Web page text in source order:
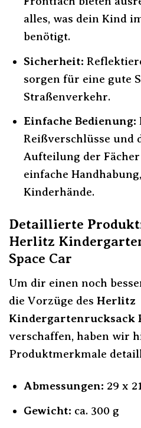
alles, was dein Kind
benötigt.
Sicherheit:
sorgen für eine gute
Straßenverkehr.
Einfache Bedienung:
Reißverschlüsse und
Aufteilung der
einfache
Kinderhände.
Detaillierte
Herlitz
Space Car
Um dir einen noch
die Vorzüge des Herlitz
Kindergartenrucksack
verschaffen, haben wir
Produktmerkmale
Abmessungen: 29 x
Gewicht: ca. 300 g